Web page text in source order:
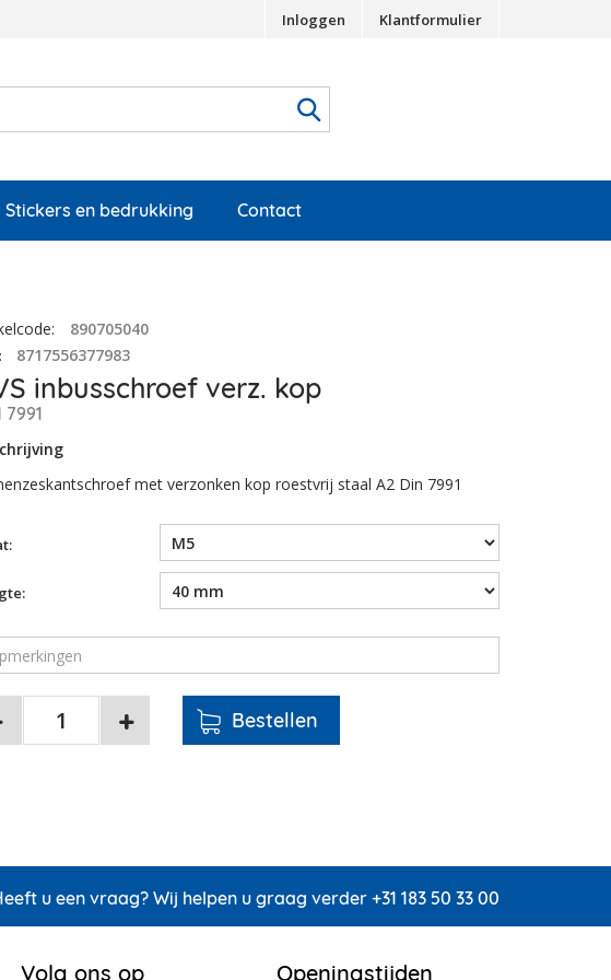
Inloggen Klantformulier
Stickers en bedrukking Contact
: 890705040
: 8717556377983
inbusschroef verz. kop
7991
met verzonken kop roestvrij staal A2 Din 7991
u een vraag? Wij helpen u graag verder +31 183 50 33 00
Volg ons op Openingstijden